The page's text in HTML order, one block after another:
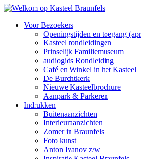
Voor Bezoekers
Openingstijden en toegang
Kasteel rondleidingen
Prinselijk Familiemuseum
audiogids Rondleiding
Café en Winkel in het Kasteel
De Burchtkerk
Nieuwe Kasteelbrochure
Aanpark & Parkeren
Indrukken
Buitenaanzichten
Interieuraanzichten
Zomer in Braunfels
Foto kunst
Anton Ivanov z/w